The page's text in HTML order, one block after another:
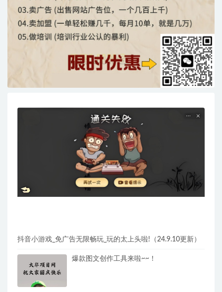
抖音小游戏_免广告无限畅玩_玩的太上头啦!（24.9.10更新）
爆款图文创作工具来啦~~！